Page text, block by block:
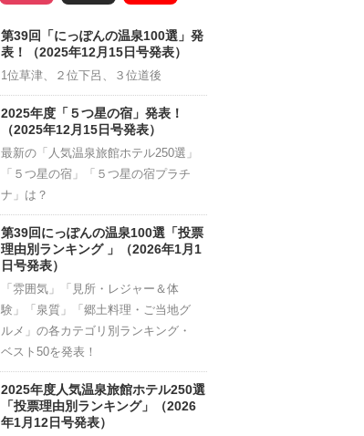
Channel
第39回「にっぽんの温泉100選」発
表！（2025年12月15日号発表）
1位草津、２位下呂、３位道後
2025年度「５つ星の宿」発表！
（2025年12月15日号発表）
最新の「人気温泉旅館ホテル250選」
「５つ星の宿」「５つ星の宿プラチ
ナ」は？
第39回にっぽんの温泉100選「投票
理由別ランキング 」（2026年1月1
日号発表）
「雰囲気」「見所・レジャー＆体
験」「泉質」「郷土料理・ご当地グ
ルメ」の各カテゴリ別ランキング・
ベスト50を発表！
2025年度人気温泉旅館ホテル250選
「投票理由別ランキング」（2026
年1月12日号発表）